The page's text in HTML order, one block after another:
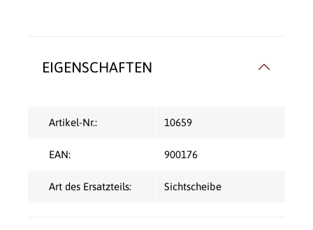
EIGENSCHAFTEN
Artikel-Nr.: 10659
EAN: 900176
Art des Ersatzteils: Sichtscheibe